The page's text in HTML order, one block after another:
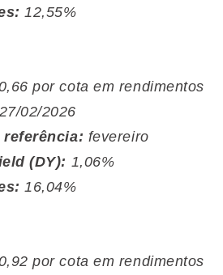
12,55%
por cota em rendimentos
27/02/2026
referência: fevereiro
(DY): 1,06%
16,04%
por cota em rendimentos